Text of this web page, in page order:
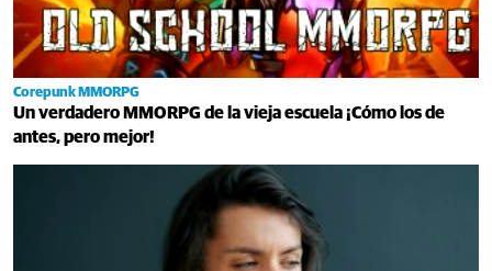
Corepunk MMORPG
Un verdadero MMORPG de la vieja escuela ¡Cómo los de
antes, pero mejor!